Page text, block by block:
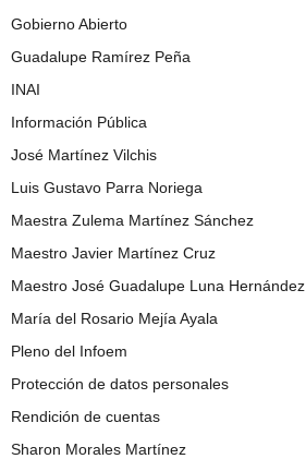
Gobierno Abierto
Guadalupe Ramírez Peña
INAI
Información Pública
José Martínez Vilchis
Luis Gustavo Parra Noriega
Maestra Zulema Martínez Sánchez
Maestro Javier Martínez Cruz
Maestro José Guadalupe Luna Hernández
María del Rosario Mejía Ayala
Pleno del Infoem
Protección de datos personales
Rendición de cuentas
Sharon Morales Martínez